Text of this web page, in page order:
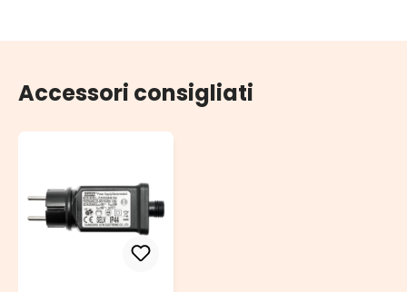
Accessori consigliati